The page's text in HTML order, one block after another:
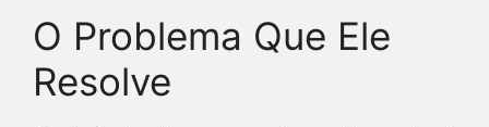
O Problema Que Ele
Resolve